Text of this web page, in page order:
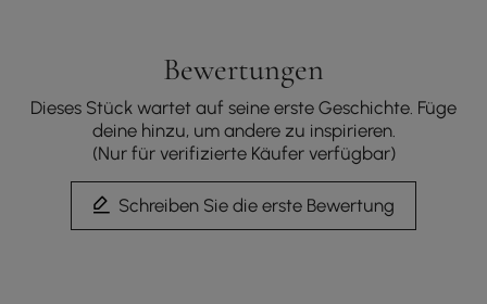
Bewertungen
Dieses Stück wartet auf seine erste Geschichte. Füge
deine hinzu, um andere zu inspirieren.
(Nur für verifizierte Käufer verfügbar)
Schreiben Sie die erste Bewertung